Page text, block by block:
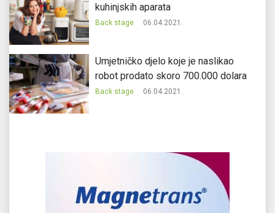
kuhinjskih aparata
Back stage 06.04.2021.
Umjetničko djelo koje je naslikao
robot prodato skoro 700.000 dolara
Back stage 06.04.2021.